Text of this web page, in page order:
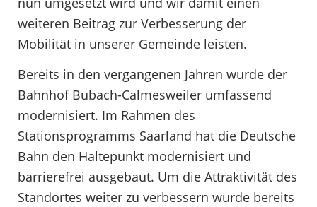
weiteren Beitrag zur Verbesserung der
Mobilität in unserer Gemeinde leisten.
Bereits in den vergangenen Jahren wurde der
Bahnhof Bubach-Calmesweiler umfassend
modernisiert. Im Rahmen des
Stationsprogramms Saarland hat die Deutsche
Bahn den Haltepunkt modernisiert und
barrierefrei ausgebaut. Um die Attraktivität des
Standortes weiter zu verbessern wurde bereits